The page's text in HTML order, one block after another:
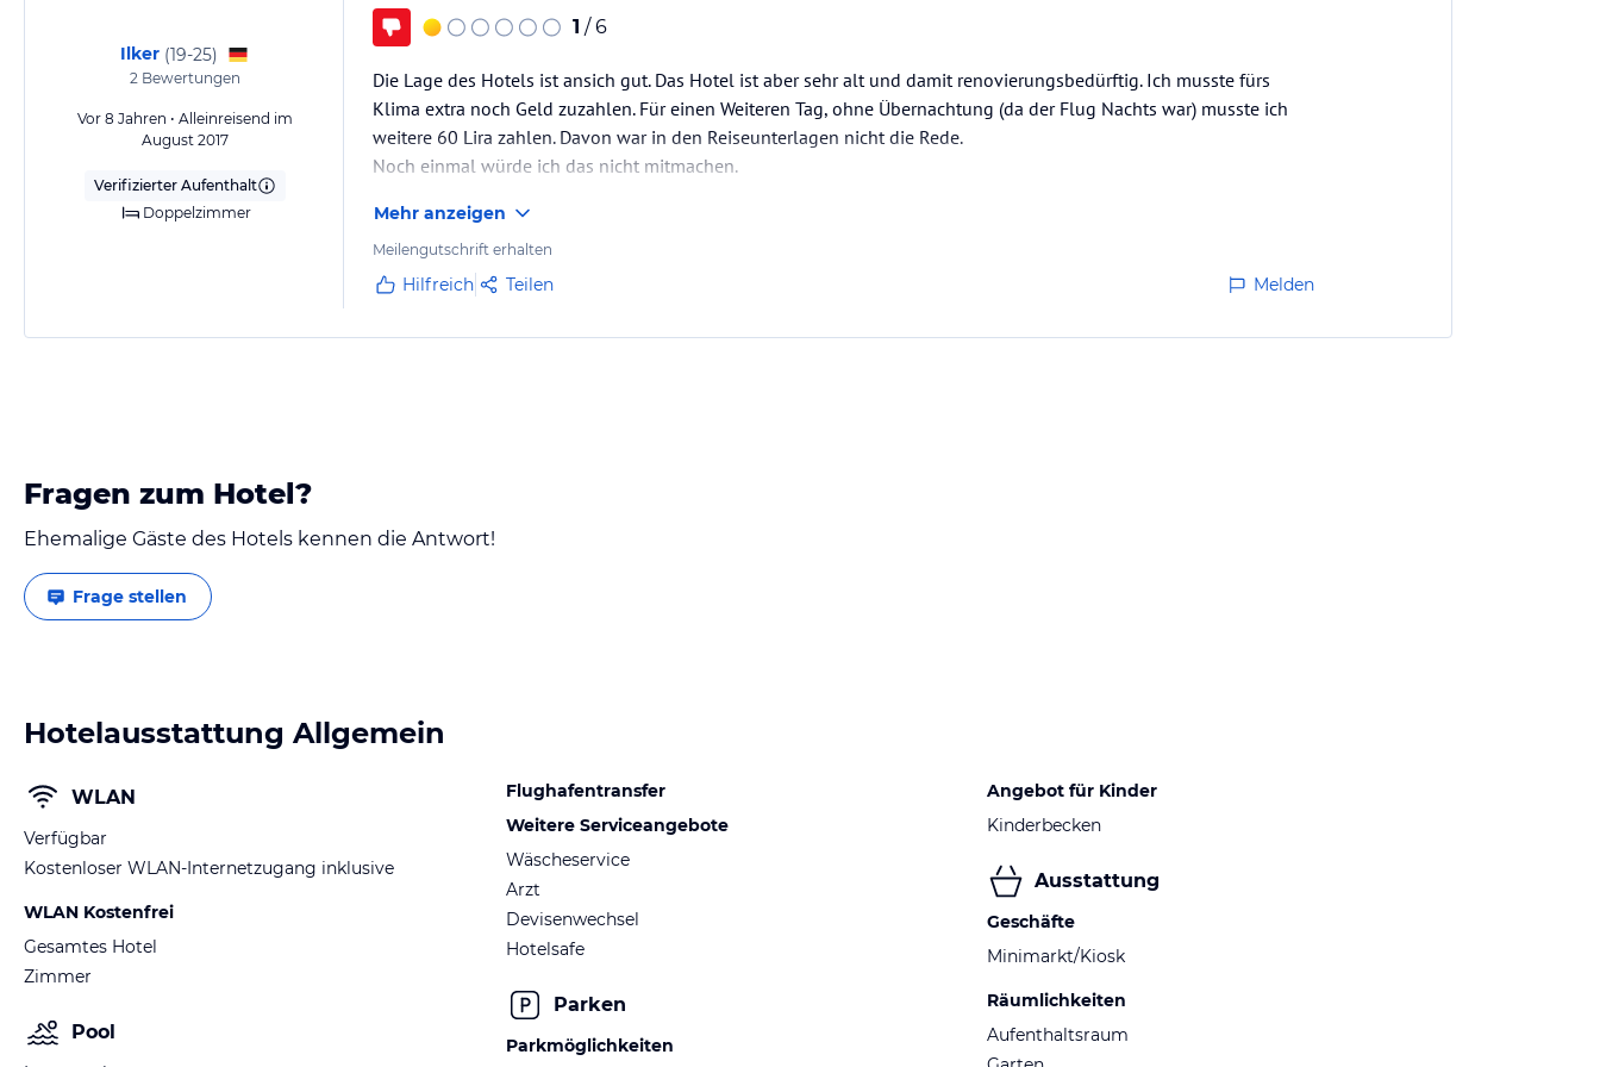
Ilker (19-25)
2Bewertungen
Vor 8 Jahren • Alleinreisend im
August 2017
Verifizierter Aufenthalt
Doppelzimmer
1 / 6
Die Lage des Hotels ist ansich gut. Das Hotel ist aber sehr alt und damit renovierungsbedürftig. Ich musste fürs
Klima extra noch Geld zuzahlen. Für einen Weiteren Tag, ohne Übernachtung (da der Flug Nachts war) musste ich
weitere 60 Lira zahlen. Davon war in den Reiseunterlagen nicht die Rede.
Noch einmal würde ich das nicht mitmachen.
Mehr anzeigen
Meilengutschrift erhalten
Hilfreich Teilen Melden
Fragen zum Hotel?
Ehemalige Gäste des Hotels kennen die Antwort!
Frage stellen
Hotelausstattung Allgemein
WLAN
Verfügbar
Kostenloser WLAN-Internetzugang inklusive
WLAN Kostenfrei
Gesamtes Hotel
Zimmer
Pool
Flughafentransfer
Weitere Serviceangebote
Wäscheservice
Arzt
Devisenwechsel
Hotelsafe
Parken
Parkmöglichkeiten
Angebot für Kinder
Kinderbecken
Ausstattung
Geschäfte
Minimarkt/Kiosk
Räumlichkeiten
Aufenthaltsraum